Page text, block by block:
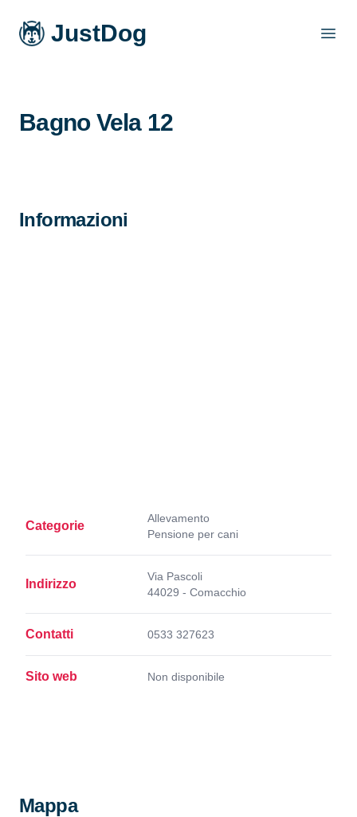
JustDog
Bagno Vela 12
Informazioni
Categorie
Allevamento
Pensione per cani
Indirizzo
Via Pascoli
44029 - Comacchio
Contatti 0533 327623
Sito web Non disponibile
Mappa